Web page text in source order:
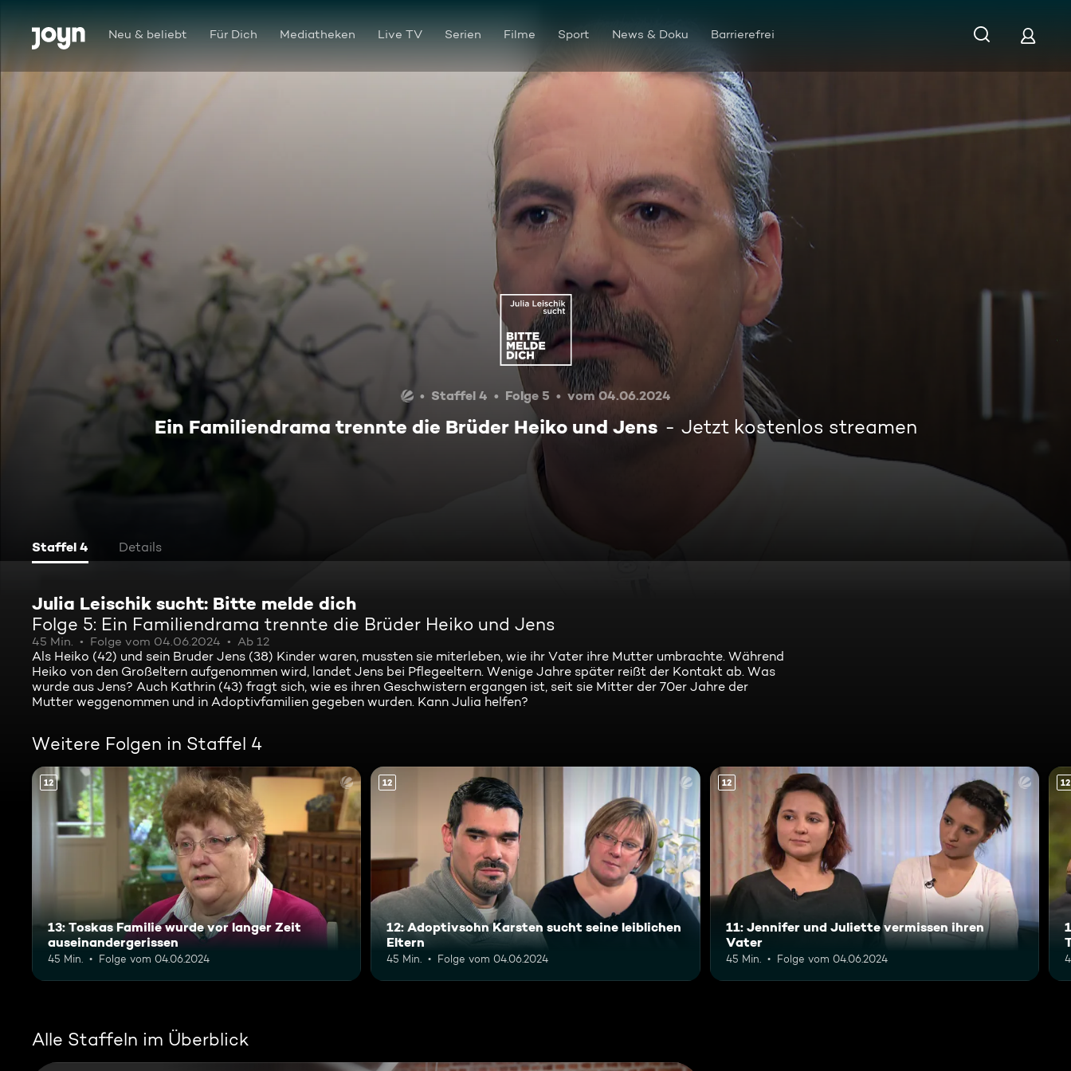
Zum Inhalt springen
Barrierefrei Neu & beliebt Für Dich Mediatheken Live TV Serien Filme Sport News & Doku Barrierefrei
Ein Familiendrama trennte die Brüder Heiko und Jens
Staffel 4 Folge 5 vom 04.06.2024
Ein Familiendrama trennte die Brüder Heiko und Jens Jetzt kostenlos streamen
Staffel 4 Details
Julia Leischik sucht: Bitte melde dich
Folge 5: Ein Familiendrama trennte die Brüder Heiko und Jens
45 Min. Folge vom 04.06.2024 Ab 12
Als Heiko (42) und sein Bruder Jens (38) Kinder waren, mussten sie miterleben, wie ihr Vater ihre Mutter umbrachte. Während
Heiko von den Großeltern aufgenommen wird, landet Jens bei Pflegeeltern. Wenige Jahre später reißt der Kontakt ab. Was
wurde aus Jens? Auch Kathrin (43) fragt sich, wie es ihren Geschwistern ergangen ist, seit sie Mitter der 70er Jahre der
Mutter weggenommen und in Adoptivfamilien gegeben wurden. Kann Julia helfen?
Weitere Folgen in Staffel 4
12
13: Toskas Familie wurde vor langer Zeit
auseinandergerissen
45 Min. Folge vom 04.06.2024
12
12: Adoptivsohn Karsten sucht seine leiblichen
Eltern
45 Min. Folge vom 04.06.2024
12
11: Jennifer und Juliette vermissen ihren
Vater
45 Min. Folge vom 04.06.2024
12
Alle Staffeln im Überblick